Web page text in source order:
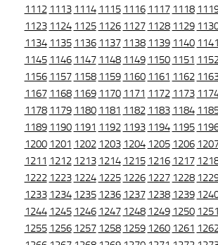
1112 1113 1114 1115 1116 1117 1118
1123 1124 1125 1126 1127 1128 1129
1134 1135 1136 1137 1138 1139 1140 1141
1145 1146 1147 1148 1149 1150 1151
1156 1157 1158 1159 1160 1161 1162
1167 1168 1169 1170 1171 1172 1173
1178 1179 1180 1181 1182 1183 1184
1189 1190 1191 1192 1193 1194 1195
1200 1201 1202 1203 1204 1205 1206
1211 1212 1213 1214 1215 1216 1217
1222 1223 1224 1225 1226 1227 1228
1233 1234 1235 1236 1237 1238 1239
1244 1245 1246 1247 1248 1249 1250 1251
1255 1256 1257 1258 1259 1260 1261